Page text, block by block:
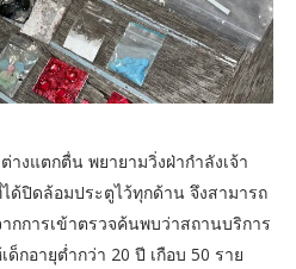
างแตกตื่น พยายามวิ่งฝ่ากำลังเจ้า
ด้ปิดล้อมประตูไว้ทุกด้าน จึงสามารถ
กการเข้าตรวจค้นพบว่าสถานบริการ
กอายุต่ำกว่า 20 ปี เกือบ 50 ราย